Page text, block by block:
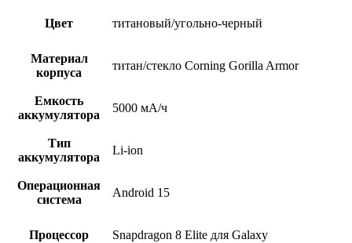
Цвет титановый/угольно-черный
Материал
корпуса
титан/стекло Corning Gorilla Armor
Емкость
аккумулятора
5000 мА/ч
Тип
аккумулятора
Li-ion
Операционная
система
Android 15
Процессор Snapdragon 8 Elite для Galaxy